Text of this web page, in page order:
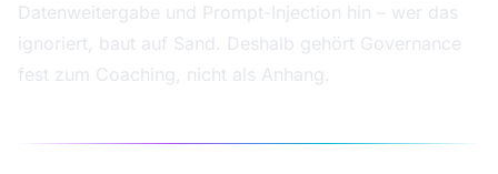
Datenweitergabe und Prompt-Injection hin – wer das
ignoriert, baut auf Sand. Deshalb gehört Governance
fest zum Coaching, nicht als Anhang.